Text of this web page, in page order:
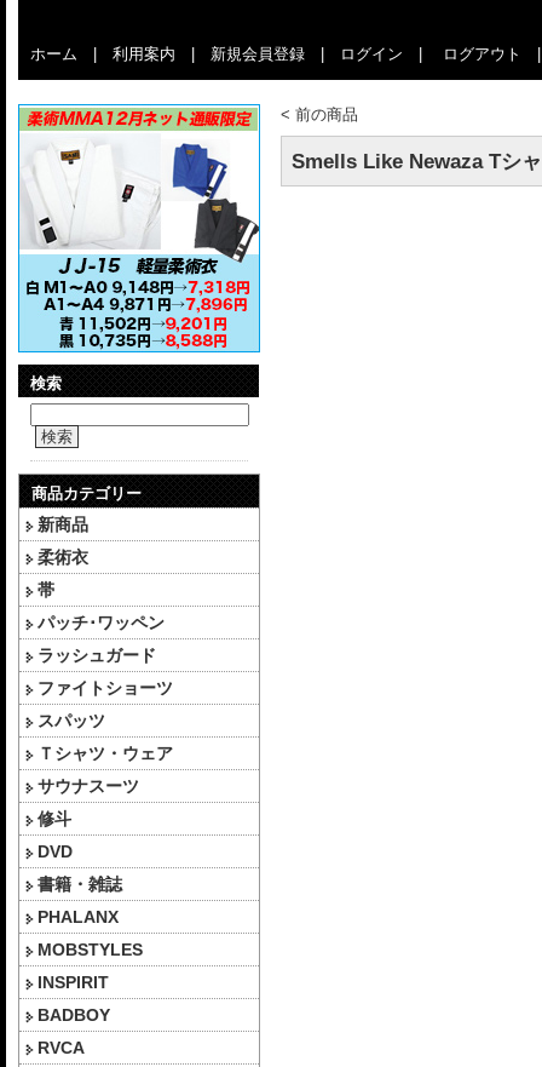
ホーム 利用案内 新規会員登録 ログイン ログアウト
検索
検索
商品カテゴリー
新商品
柔術衣
帯
パッチ･ワッペン
ラッシュガード
ファイトショーツ
スパッツ
Ｔシャツ・ウェア
サウナスーツ
修斗
DVD
書籍・雑誌
PHALANX
MOBSTYLES
INSPIRIT
BADBOY
RVCA
< 前の商品
Smells Like Newaza Tシ